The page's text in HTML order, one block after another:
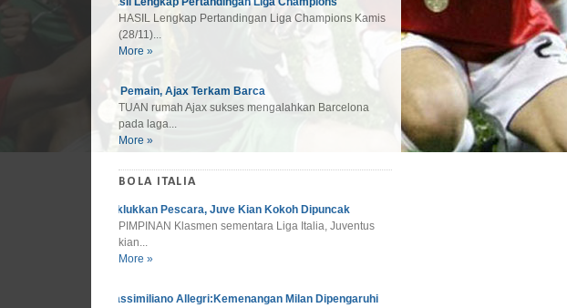
HASIL Lengkap Pertandingan Liga Champions Kamis
(28/11)...
More »
10 Pemain, Ajax Terkam Barca
TUAN rumah Ajax sukses mengalahkan Barcelona
pada laga...
More »
BOLA ITALIA
Taklukkan Pescara, Juve Kian Kokoh Dipuncak
PIMPINAN Klasmen sementara Liga Italia, Juventus
kian...
More »
Massimiliano Allegri:Kemenangan Milan Dipengaruhi